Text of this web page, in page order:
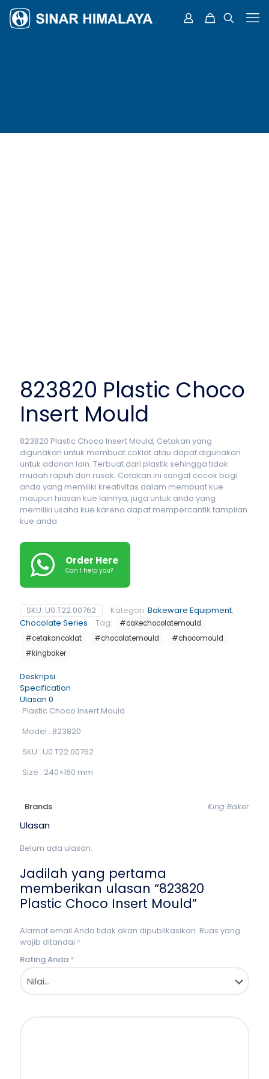
823820 Plastic Choco
Insert Mould
823820 Plastic Choco Insert Mould, Cetakan yang
digunakan untuk membuat coklat atau dapat digunakan
untuk adonan lain. Terbuat dari plastik sehingga tidak
mudah rapuh dan rusak. Cetakan ini sangat cocok bagi
anda yang memiliki kreativitas dalam membuat kue
maupun hiasan kue lainnya, juga untuk anda yang
memiliki usaha kue karena dapat mempercantik tampilan
kue anda
Order Here
Can I help you?
SKU: U0.T22.00762 Kategori: Bakeware Equipment,
Chocolate Series
Tag:
#cakechocolatemould
#cetakancoklat
#chocolatemould
#chocomould
#kingbaker
Deskripsi
Specification
Ulasan 0
Plastic Choco Insert Mould
Model : 823820
SKU : U0.T22.00762
Size : 240×160 mm
Brands King Baker
Ulasan
Belum ada ulasan.
Jadilah yang pertama
memberikan ulasan “823820
Plastic Choco Insert Mould”
Alamat email Anda tidak akan dipublikasikan. Ruas yang
wajib ditandai *
Rating Anda *